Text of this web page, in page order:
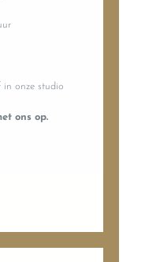
onze studio
ons op.